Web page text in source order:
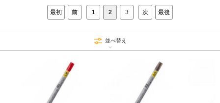
最初 前 1 2 3 次 最後
並べ替え